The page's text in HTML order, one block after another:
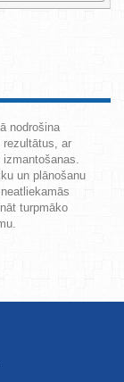
nodrošina
ar
un plānošanu
turpmāko